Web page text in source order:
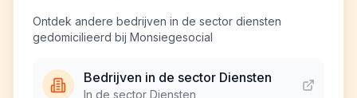
Ontdek andere bedrijven in de sector diensten
gedomicilieerd bij Monsiegesocial
Bedrijven in de sector Diensten
In de sector Diensten